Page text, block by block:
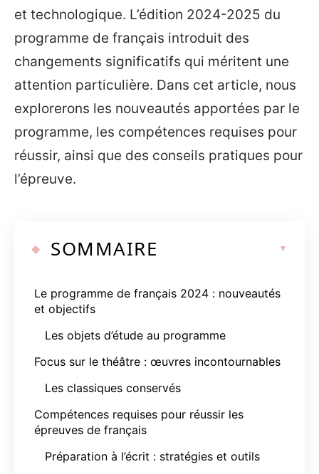
et technologique. L’édition 2024-2025 du
programme de français introduit des
changements significatifs qui méritent une
attention particulière. Dans cet article, nous
explorerons les nouveautés apportées par le
programme, les compétences requises pour
réussir, ainsi que des conseils pratiques pour
l’épreuve.
SOMMAIRE
Le programme de français 2024 : nouveautés
et objectifs
Les objets d’étude au programme
Focus sur le théâtre : œuvres incontournables
Les classiques conservés
Compétences requises pour réussir les
épreuves de français
Préparation à l’écrit : stratégies et outils